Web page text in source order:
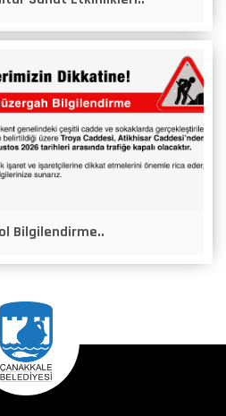
Bilgilendirme..